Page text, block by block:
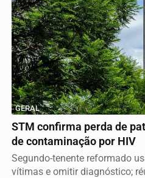
GERAL
STM confirma perda de
de contaminação por HIV
Segundo-tenente reformado
vítimas e omitir diagnóstico;